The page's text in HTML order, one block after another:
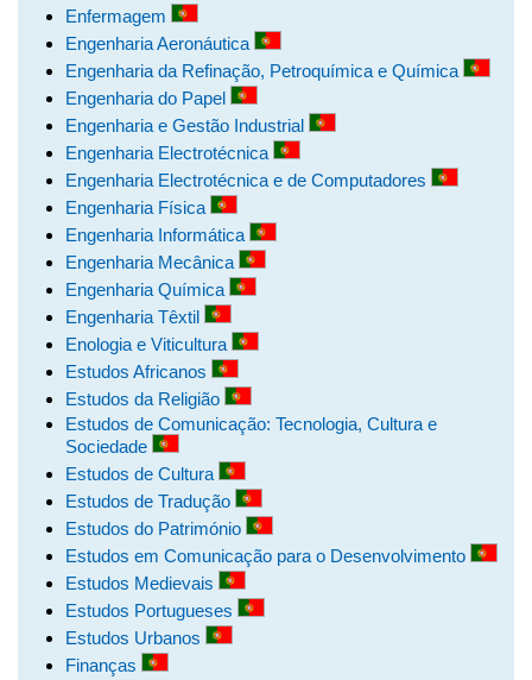
Enfermagem
Engenharia Aeronáutica
Engenharia da Refinação, Petroquímica e Química
Engenharia do Papel
Engenharia e Gestão Industrial
Engenharia Electrotécnica
Engenharia Electrotécnica e de Computadores
Engenharia Física
Engenharia Informática
Engenharia Mecânica
Engenharia Química
Engenharia Têxtil
Enologia e Viticultura
Estudos Africanos
Estudos da Religião
Estudos de Comunicação: Tecnologia, Cultura e
Sociedade
Estudos de Cultura
Estudos de Tradução
Estudos do Património
Estudos em Comunicação para o Desenvolvimento
Estudos Medievais
Estudos Portugueses
Estudos Urbanos
Finanças